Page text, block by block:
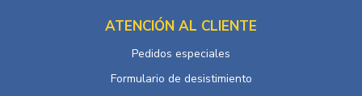
ATENCIÓN AL CLIENTE
Pedidos especiales
Formulario de desistimiento